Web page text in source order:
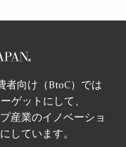
者向け（BtoC）では
ゲットにして、
産業のイノベーショ
しています。